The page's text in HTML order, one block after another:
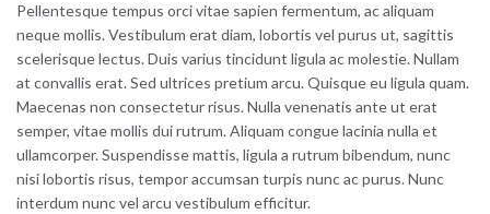
Pellentesque tempus orci vitae sapien fermentum, ac aliquam
neque mollis. Vestibulum erat diam, lobortis vel purus ut, sagittis
scelerisque lectus. Duis varius tincidunt ligula ac molestie. Nullam
at convallis erat. Sed ultrices pretium arcu. Quisque eu ligula quam.
Maecenas non consectetur risus. Nulla venenatis ante ut erat
semper, vitae mollis dui rutrum. Aliquam congue lacinia nulla et
ullamcorper. Suspendisse mattis, ligula a rutrum bibendum, nunc
nisi lobortis risus, tempor accumsan turpis nunc ac purus. Nunc
interdum nunc vel arcu vestibulum efficitur.